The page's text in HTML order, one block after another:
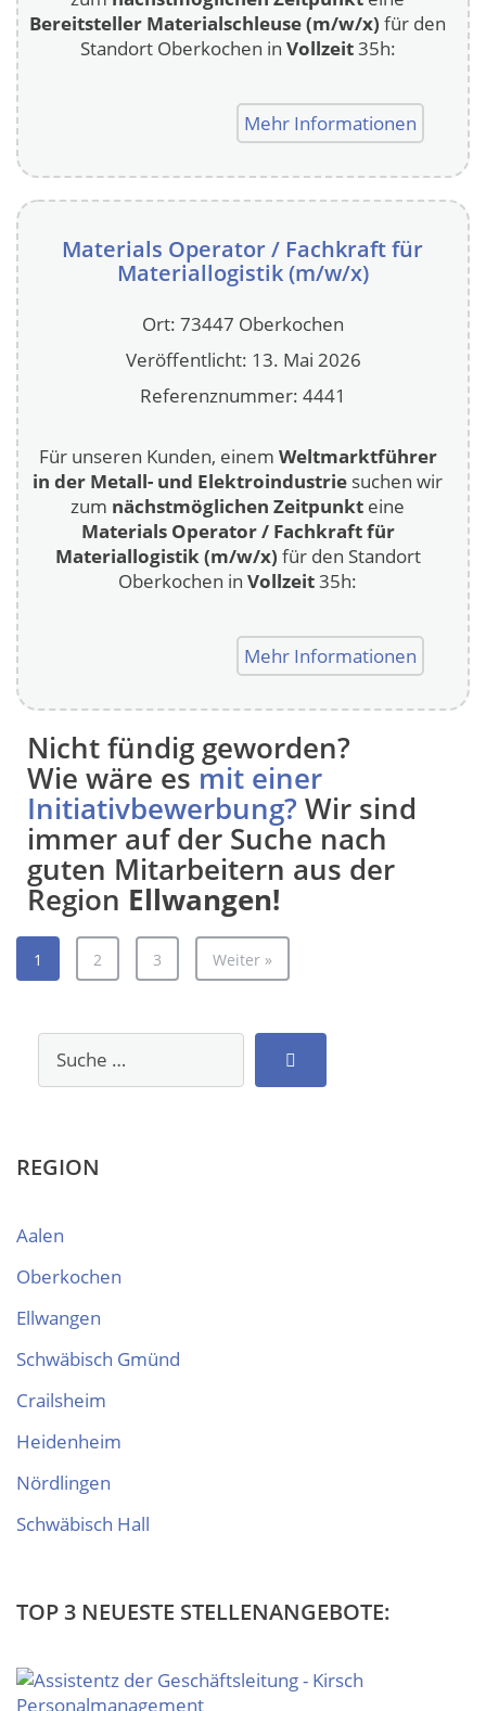
Bereitsteller Materialschleuse (m/w/x) für den
Standort Oberkochen in Vollzeit35h:
Mehr Informationen
Materials Operator / Fachkraft für
Materiallogistik (m/w/x)
Ort: 73447 Oberkochen
Veröffentlicht: 13. Mai 2026
Referenznummer: 4441
Für unseren Kunden, einem Weltmarktführer
in der Metall- und Elektroindustrie suchen wir
zum nächstmöglichen Zeitpunkt eine
Materials Operator / Fachkraft für
Materiallogistik (m/w/x) für den Standort
Oberkochen in Vollzeit35h:
Mehr Informationen
Nicht fündig geworden?
Wie wäre es mit einer
Initiativbewerbung? Wir sind
immer auf der Suche nach
guten Mitarbeitern aus der
Region Ellwangen!
1 2 3 Weiter »
REGION
Aalen
Oberkochen
Ellwangen
Schwäbisch Gmünd
Crailsheim
Heidenheim
Nördlingen
Schwäbisch Hall
TOP 3 NEUESTE STELLENANGEBOTE: